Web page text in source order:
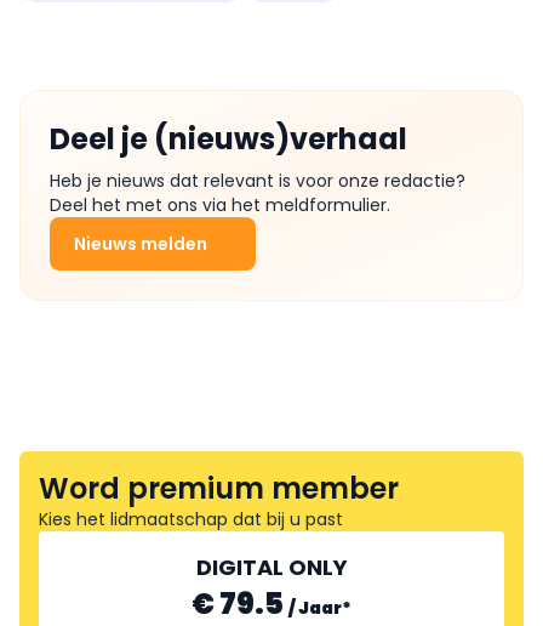
Deel je (nieuws)verhaal
Heb je nieuws dat relevant is voor onze redactie?
Deel het met ons via het meldformulier.
Nieuws melden
Word premium member
Kies het lidmaatschap dat bij u past
DIGITAL ONLY
€ 79.5 /Jaar*